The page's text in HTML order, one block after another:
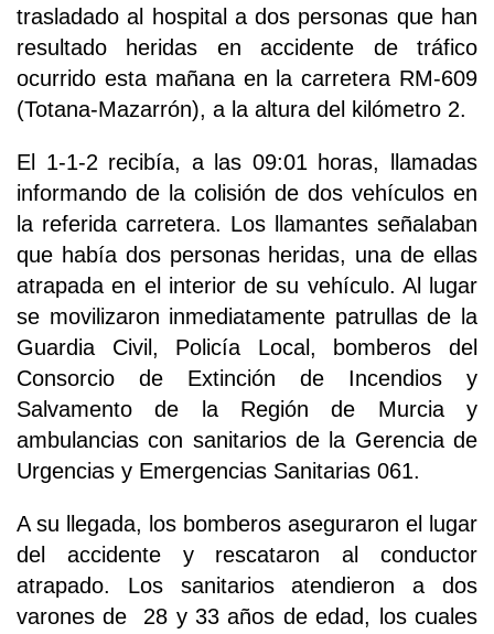
trasladado al hospital a dos personas que han
resultado heridas en accidente de tráfico
ocurrido esta mañana en la carretera RM-609
(Totana-Mazarrón), a la altura del kilómetro 2.
El 1-1-2 recibía, a las 09:01 horas, llamadas
informando de la colisión de dos vehículos en
la referida carretera. Los llamantes señalaban
que había dos personas heridas, una de ellas
atrapada en el interior de su vehículo. Al lugar
se movilizaron inmediatamente patrullas de la
Guardia Civil, Policía Local, bomberos del
Consorcio de Extinción de Incendios y
Salvamento de la Región de Murcia y
ambulancias con sanitarios de la Gerencia de
Urgencias y Emergencias Sanitarias 061.
A su llegada, los bomberos aseguraron el lugar
del accidente y rescataron al conductor
atrapado. Los sanitarios atendieron a dos
varones de 28 y 33 años de edad, los cuales